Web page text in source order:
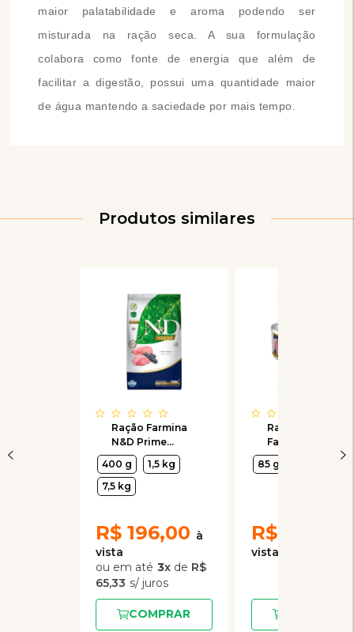
maior palatabilidade e aroma podendo ser
misturada na ração seca. A sua formulação
colabora como fonte de energia que além de
facilitar a digestão, possui uma quantidade maior
de água mantendo a saciedade por mais tempo.
Produtos similares
Ração Farmina
N&D Prime
sabor Cordeiro
e Blueberry para
Gatos Adultos
400 g
1,5 kg
7,5 kg
R$ 196,00
3x de R$
65,33
COMPRAR
Ração Úmida
Farmina Matisse
sabor Mousse
de Cordeiro
85 g
R$